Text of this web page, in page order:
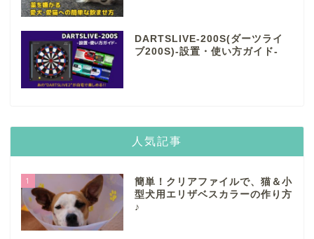
DARTSLIVE-200S(ダーツライ
ブ200S)-設置・使い方ガイド-
人気記事
1
簡単！クリアファイルで、猫＆小
型犬用エリザベスカラーの作り方
♪